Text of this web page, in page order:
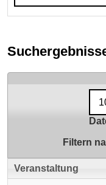
Filtern
Veranstaltung